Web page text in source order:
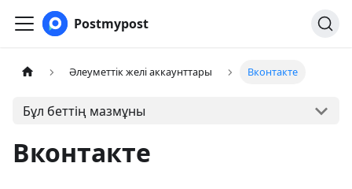
Postmypost
Әлеуметтік желі аккаунттары Вконтакте
Бұл беттің мазмұны
Вконтакте